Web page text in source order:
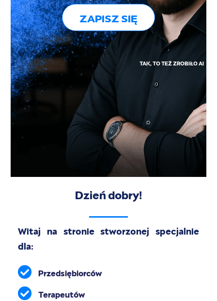
ZAPISZ SIĘ
TAK, TO TEŻ ZROBIŁO AI
Dzień dobry!
Witaj na stronie stworzonej specjalnie
dla:
Przedsiębiorców
Terapeutów